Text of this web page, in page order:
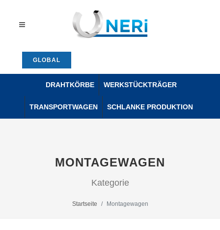
GLOBAL
DRAHTKÖRBE WERKSTÜCKTRÄGER
TRANSPORTWAGEN SCHLANKE PRODUKTION
MONTAGEWAGEN
Kategorie
Startseite Montagewagen